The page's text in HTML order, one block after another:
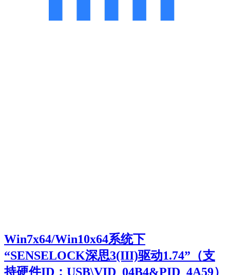
Win7x64/Win10x64系统下
“SENSELOCK深思3(III)驱动1.74”（支
持硬件ID：USB\VID_04B4&PID_4A59）